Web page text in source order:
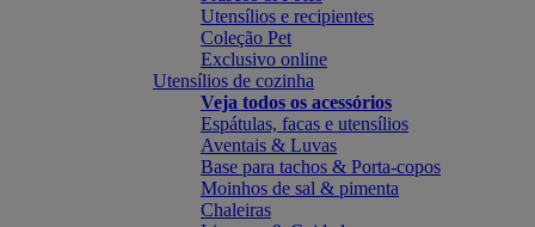
Utensílios e recipientes
Coleção Pet
Exclusivo online
Utensílios de cozinha
Veja todos os acessórios
Espátulas, facas e utensílios
Aventais & Luvas
Base para tachos & Porta-copos
Moinhos de sal & pimenta
Chaleiras